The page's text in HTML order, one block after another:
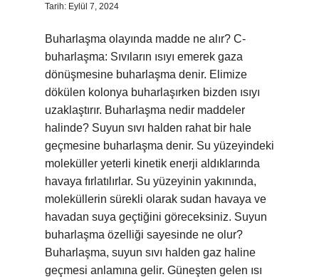
Tarih: Eylül 7, 2024
Buharlaşma olayında madde ne alır? C-
buharlaşma: Sıvıların ısıyı emerek gaza
dönüşmesine buharlaşma denir. Elimize
dökülen kolonya buharlaşırken bizden ısıyı
uzaklaştırır. Buharlaşma nedir maddeler
halinde? Suyun sıvı halden rahat bir hale
geçmesine buharlaşma denir. Su yüzeyindeki
moleküller yeterli kinetik enerji aldıklarında
havaya fırlatılırlar. Su yüzeyinin yakınında,
moleküllerin sürekli olarak sudan havaya ve
havadan suya geçtiğini göreceksiniz. Suyun
buharlaşma özelliği sayesinde ne olur?
Buharlaşma, suyun sıvı halden gaz haline
geçmesi anlamına gelir. Güneşten gelen ısı